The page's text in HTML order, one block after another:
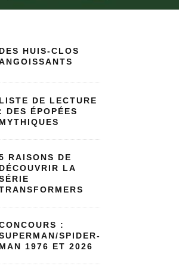
DES HUIS-CLOS
LISTE DE LECTURE
: DES ÉPOPÉES
MYTHIQUES
RAISONS DE
DÉCOUVRIR LA
:
SPIDER-
MAN 1976 ET 2026